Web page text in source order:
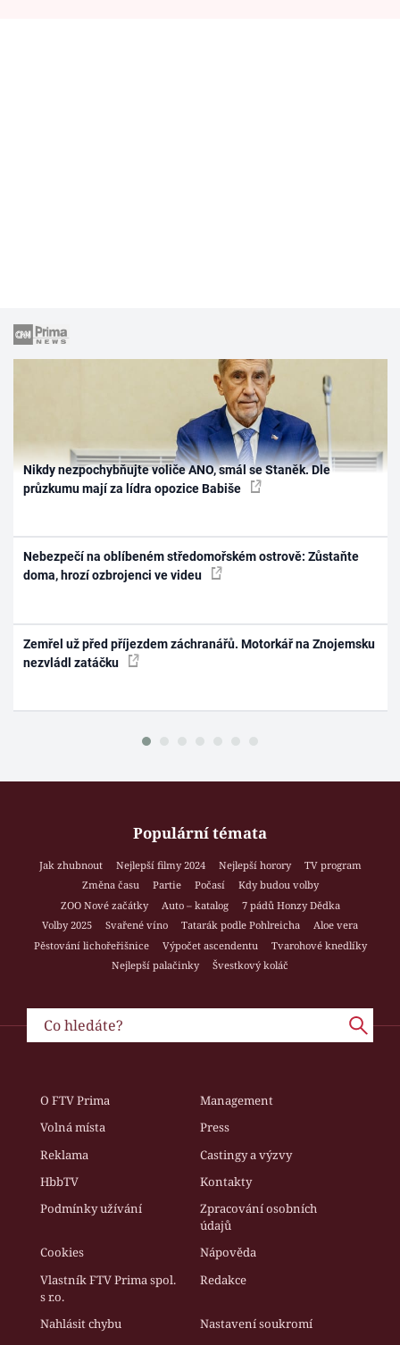
Nikdy nezpochybňujte voliče ANO, smál se Staněk. Dle
průzkumu mají za lídra opozice Babiše
Nebezpečí na oblíbeném středomořském ostrově: Zůstaňte
doma, hrozí ozbrojenci ve videu
Zemřel už před příjezdem záchranářů. Motorkář na Znojemsku
nezvládl zatáčku
Populární témata
Jak zhubnout Nejlepší filmy 2024 Nejlepší horory
TV program
Změna času
Partie Počasí
Kdy budou volby
ZOO Nové začátky
Auto – katalog
7 pádů Honzy Dědka
Volby 2025
Svařené víno Tatarák podle Pohlreicha
Aloe vera
Pěstování lichořeřišnice
Výpočet ascendentu
Tvarohové knedlíky
Nejlepší palačinky
Švestkový koláč
O FTV Prima
Management
Volná místa
Press
Reklama
Castingy a výzvy
HbbTV
Kontakty
Podmínky užívání
Zpracování osobních
údajů
Cookies
Nápověda
Vlastník FTV Prima spol.
s r.o.
Redakce
Nahlásit chybu Nastavení soukromí